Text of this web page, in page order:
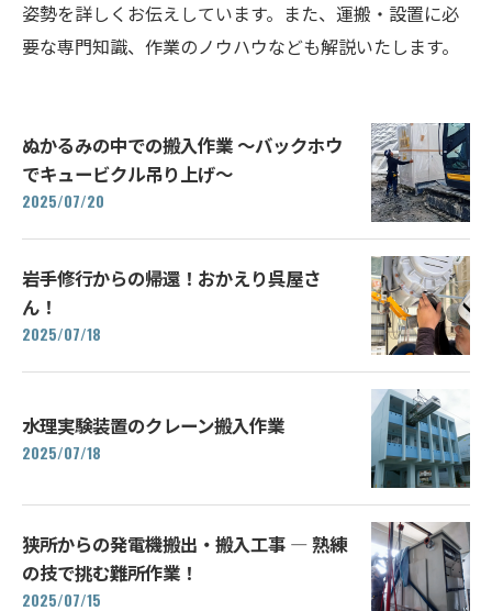
姿勢を詳しくお伝えしています。また、運搬・設置に必
要な専門知識、作業のノウハウなども解説いたします。
ぬかるみの中での搬入作業 ～バックホウ
でキュービクル吊り上げ～
2025/07/20
岩手修行からの帰還！おかえり呉屋さ
ん！
2025/07/18
水理実験装置のクレーン搬入作業
2025/07/18
狭所からの発電機搬出・搬入工事 ― 熟練
の技で挑む難所作業！
2025/07/15